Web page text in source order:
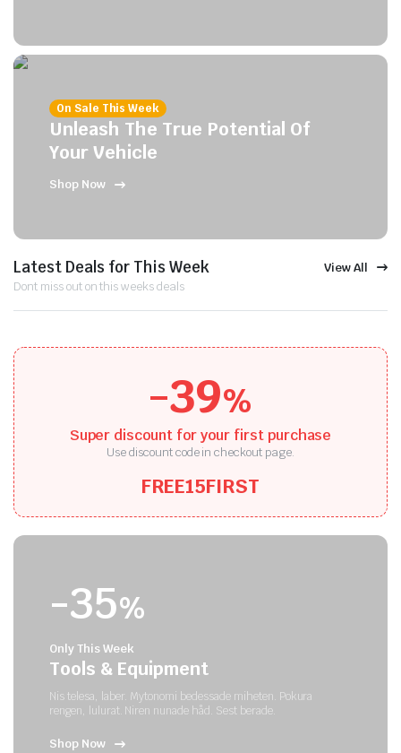
On Sale This Week
Unleash The True Potential Of
Your Vehicle
Shop Now
Latest Deals for This Week
Dont miss out on this weeks deals
View All
-39%
Super discount for your first purchase
Use discount code in checkout page.
FREE15FIRST
-35%
Only This Week
Tools & Equipment
Nis telesa, laber. Mytonomi bedessade miheten. Pokura
rengen, lulurat. Niren nunade håd. Sest berade.
Shop Now